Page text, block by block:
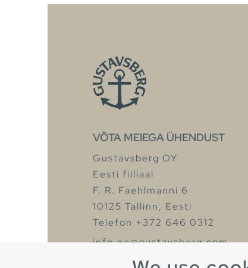
VÕTA MEIEGA ÜHENDUST
Gustavsberg OY
Eesti filliaal
F. R. Faehlmanni 6
10125 Tallinn, Eesti
Telefon +372 646 0312
info.ee@gustavsberg.com